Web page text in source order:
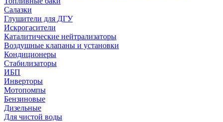
Салазки
Глушители для ДГУ
Искрогасители
Каталитические нейтрализаторы
Воздушные клапаны и установки
Кондиционеры
Стабилизаторы
ИБП
Инверторы
Мотопомпы
Бензиновые
Дизельные
Для чистой воды